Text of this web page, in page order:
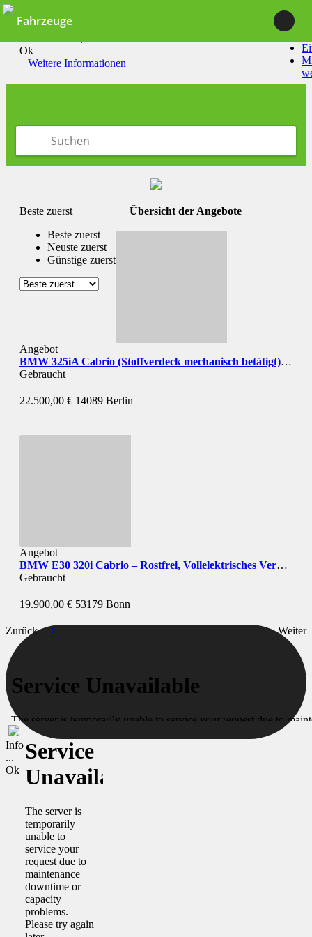
Durch die Nutzung unserer Dienste erklärst du dich damit
Ok
Weitere Informationen
Fahrzeuge
Übersicht der Angebote
Beste zuerst
Beste zuerst
Neuste zuerst
Günstige zuerst
Angebot
BMW 325iA Cabrio (Stoffverdeck mechanisch betätigt)
Gebraucht
22.500,00 € 14089 Berlin
Angebot
BMW E30 320i Cabrio – Rostfrei, Vollelektrisches Verdeck, M-Technik & Eisenmann
Gebraucht
19.900,00 € 53179 Bonn
Zurück 1 Weiter
Info
...
Ok